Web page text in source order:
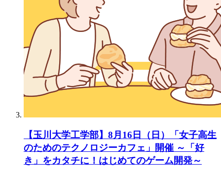
【玉川大学工学部】8月16日（日）「女子高生
のためのテクノロジーカフェ」開催 ～「好
き」をカタチに！はじめてのゲーム開発～